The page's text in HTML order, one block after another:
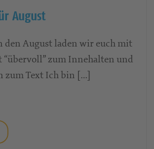
August
den August laden wir euch mit
“übervoll” zum Innehalten und
zum Text Ich bin […]